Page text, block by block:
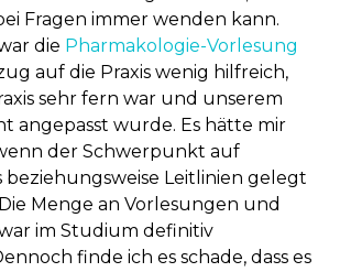
Fragen immer wenden kann.
die Pharmakologie-Vorlesung
auf die Praxis wenig hilfreich,
sehr fern war und unserem
angepasst wurde. Es hätte mir
der Schwerpunkt auf
beziehungsweise Leitlinien gelegt
Menge an Vorlesungen und
im Studium definitiv
finde ich es schade, dass es